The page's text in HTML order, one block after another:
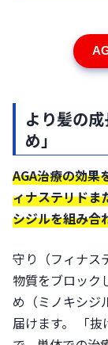
より髪の
め」
AGA治療の効果
ィナステリドま
シジルを組み合
守り（フィナス
物質をブロック
め（ミノキシジ
届けます。 「